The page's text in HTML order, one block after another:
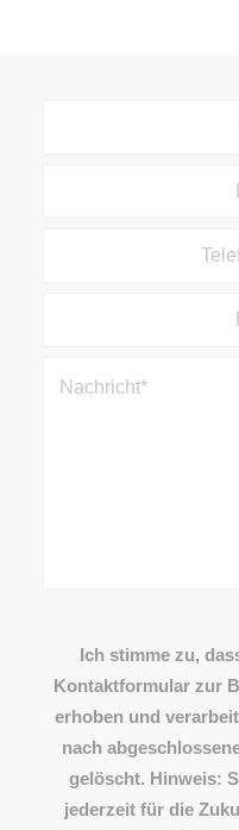
Ich stimme zu,
Kontaktformular zur
erhoben und
nach
gelöscht. Hinweis:
jederzeit für die